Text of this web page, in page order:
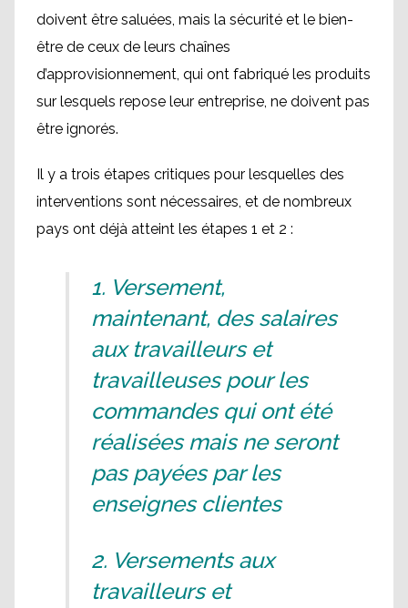
doivent être saluées, mais la sécurité et le bien-
être de ceux de leurs chaînes
d’approvisionnement, qui ont fabriqué les produits
sur lesquels repose leur entreprise, ne doivent pas
être ignorés.
Il y a trois étapes critiques pour lesquelles des
interventions sont nécessaires, et de nombreux
pays ont déjà atteint les étapes 1 et 2 :
1. Versement,
maintenant, des salaires
aux travailleurs et
travailleuses pour les
commandes qui ont été
réalisées mais ne seront
pas payées par les
enseignes clientes
2. Versements aux
travailleurs et